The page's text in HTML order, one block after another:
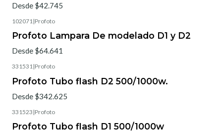
Desde $42.745
102071 |Profoto
Profoto Lampara De modelado D1 y D2
Desde $64.641
331531|Profoto
Profoto Tubo flash D2 500/1000w.
Desde $342.625
331523 |Profoto
Profoto Tubo flash D1 500/1000w